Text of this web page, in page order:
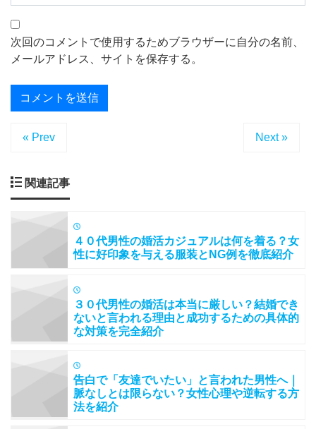
次回のコメントで使用するためブラウザーに自分の名前、
メールアドレス、サイトを保存する。
« Prev Next »
関連記事
４０代男性の婚活カジュアルは何を着る？女
性に好印象を与える服装とNG例を徹底紹介
３０代男性の婚活は本当に厳しい？結婚でき
ないと言われる理由と成功するための具体的
な対策を完全紹介
告白で「友達でいたい」と言われた男性へ｜
脈なしとは限らない？女性心理や逆転する方
法を紹介